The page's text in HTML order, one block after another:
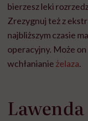
bierzesz leki
Zrezygnuj też z
najbliższym czasie
operacyjny. Może
wchłanianie żelaza.
Lawenda